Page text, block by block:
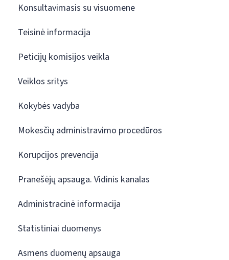
Konsultavimasis su visuomene
Teisinė informacija
Peticijų komisijos veikla
Veiklos sritys
Kokybės vadyba
Mokesčių administravimo procedūros
Korupcijos prevencija
Pranešėjų apsauga. Vidinis kanalas
Administracinė informacija
Statistiniai duomenys
Asmens duomenų apsauga